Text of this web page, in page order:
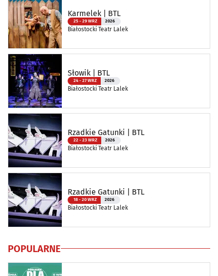
Karmelek | BTL
25 - 29 WRZ 2026
Białostocki Teatr Lalek
Słowik | BTL
24 - 27 WRZ 2026
Białostocki Teatr Lalek
Rzadkie Gatunki | BTL
22 - 23 WRZ 2026
Białostocki Teatr Lalek
Rzadkie Gatunki | BTL
18 - 20 WRZ 2026
Białostocki Teatr Lalek
POPULARNE